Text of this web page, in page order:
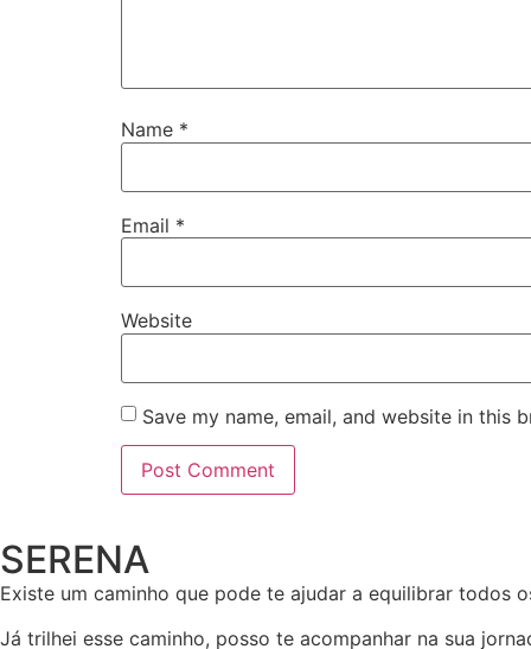
Name *
Email *
Website
Save my name, email, and website in this
SERENA
Existe um caminho que pode te ajudar a equilibrar todos
Já trilhei esse caminho, posso te acompanhar na sua